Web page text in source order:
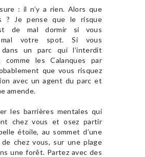
: il n’y a rien. Alors que
? Je pense que le risque
de mal dormir si vous
mal votre spot. Si vous
dans un parc qui l’interdit
comme les Calanques par
que vous risquez
avec un agent du parc et
amende.
les barrières mentales qui
chez vous et osez partir
étoile, au sommet d’une
chez vous, sur une plage
une forêt. Partez avec des